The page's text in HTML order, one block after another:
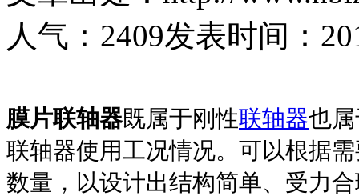
人气： 2409发表时间：
膜片联轴器既属于刚性联轴器也
联轴器使用工况情况。可以根据
数量，以设计出结构简单、受力